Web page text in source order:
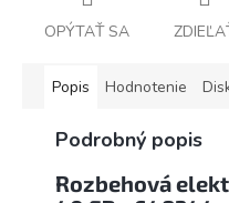
OPÝTAŤ SA
Popis Hodnotenie
Podrobný popis
Rozbehová